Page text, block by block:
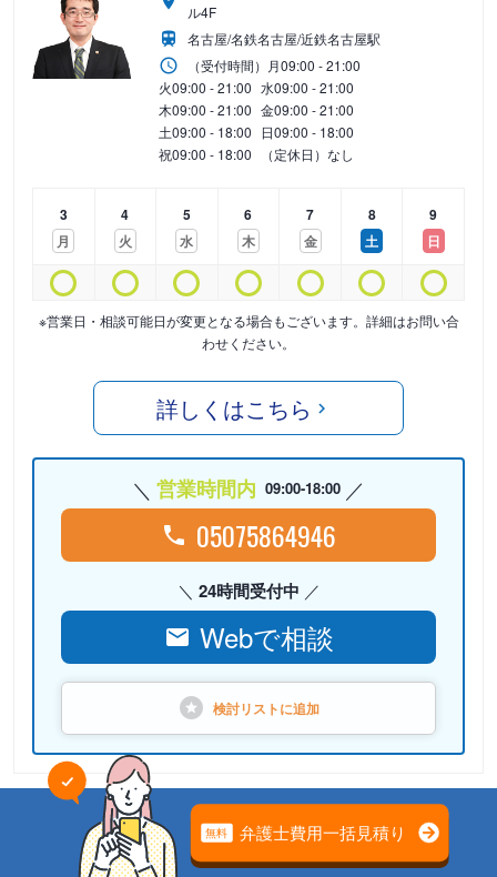
ル4F
名古屋/名鉄名古屋/近鉄名古屋駅
（受付時間） 月09:00 - 21:00
火09:00 - 21:00 水09:00 - 21:00
木09:00 - 21:00 金09:00 - 21:00
土09:00 - 18:00 日09:00 - 18:00
祝09:00 - 18:00 （定休日）なし
3
月
4
火
5
水
6
木
7
金
8
土
9
日
※営業日・相談可能日が変更となる場合もございます。詳細はお問い合
わせください。
詳しくはこちら
営業時間内 09:00-18:00
05075864946
24時間受付中
Webで相談
検討リストに追加
弁護士法人心（本部） PR